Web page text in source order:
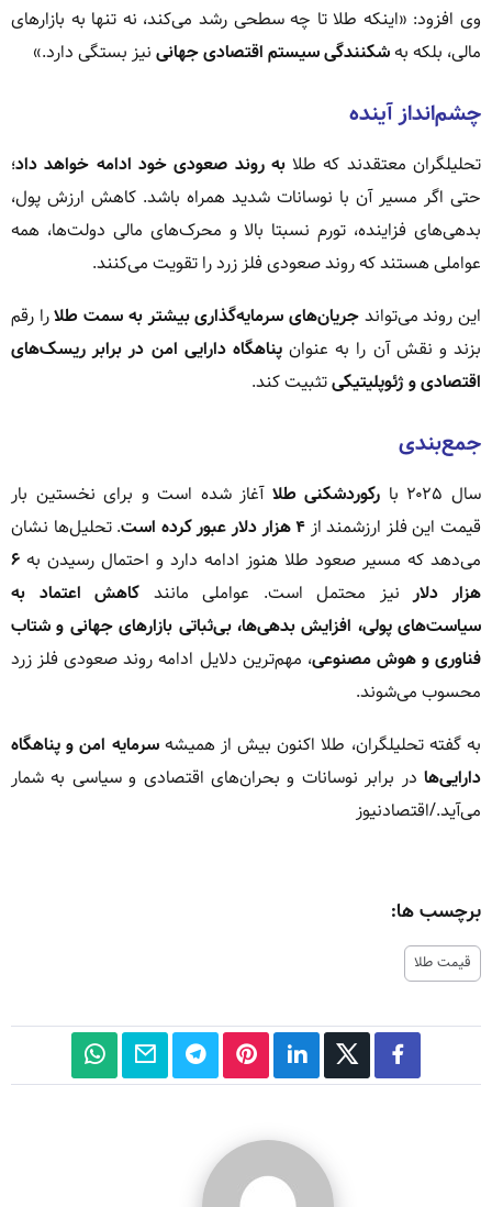
وی افزود: «اینکه طلا تا چه سطحی رشد می‌کند، نه تنها به بازارهای
مالی، بلکه بهشکنندگی سیستم اقتصادی جهانی نیز بستگی دارد.»
چشم‌انداز آینده
تحلیلگران معتقدند که طلابه روند صعودی خود ادامه خواهد داد؛
حتی اگر مسیر آن با نوسانات شدید همراه باشد. کاهش ارزش پول،
بدهی‌های فزاینده، تورم نسبتا بالا و محرک‌های مالی دولت‌ها، همه
عواملی هستند که روند صعودی فلز زرد را تقویت می‌کنند.
این روند می‌تواندجریان‌های سرمایه‌گذاری بیشتر به سمت طلارا رقم
بزند و نقش آن را به عنوانپناهگاه دارایی امن در برابر ریسک‌های
اقتصادی و ژئوپلیتیکیتثبیت کند.
جمع‌بندی
سال ۲۰۲۵ با رکوردشکنی طلا آغاز شده است و برای نخستین بار
قیمت این فلز ارزشمند از ۴ هزار دلار عبور کرده است
. تحلیل‌ها نشان
می‌دهد که مسیر صعود طلا هنوز ادامه دارد و احتمال رسیدن به ۶
هزار دلارنیز محتمل است. عواملی مانند کاهش اعتماد به
سیاست‌های پولی، افزایش بدهی‌ها، بی‌ثباتی بازارهای جهانی و شتاب
فناوری و هوش مصنوعی، مهم‌ترین دلایل ادامه روند صعودی فلز زرد
محسوب می‌شوند.
به گفته تحلیلگران، طلا اکنون بیش از همیشهسرمایه امن و پناهگاه
دارایی‌ها در برابر نوسانات و بحران‌های اقتصادی و سیاسی به شمار
می‌آید./اقتصادنیوز
برچسب ها:
قیمت طلا